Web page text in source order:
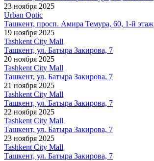
23 ноября 2025
Urban Optic
Ташкент, просп. Амира Темура, 60, 1-й этаж
19 ноября 2025
Tashkent City Mall
Ташкент, ул. Батыра Закирова, 7
20 ноября 2025
Tashkent City Mall
Ташкент, ул. Батыра Закирова, 7
21 ноября 2025
Tashkent City Mall
Ташкент, ул. Батыра Закирова, 7
22 ноября 2025
Tashkent City Mall
Ташкент, ул. Батыра Закирова, 7
23 ноября 2025
Tashkent City Mall
Ташкент, ул. Батыра Закирова, 7